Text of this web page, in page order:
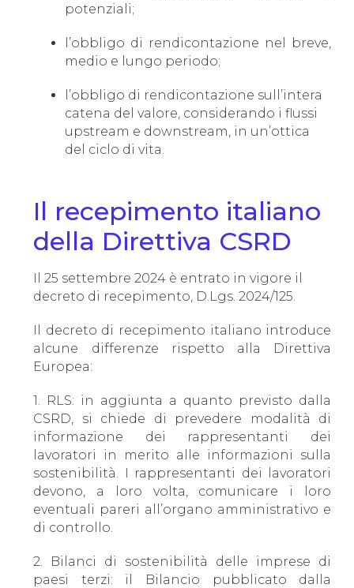
potenziali;
l’obbligo di rendicontazione nel breve,
medio e lungo periodo;
l’obbligo di rendicontazione sull’intera
catena del valore, considerando i flussi
upstream e downstream, in un’ottica
del ciclo di vita.
Il recepimento italiano
della Direttiva CSRD
Il 25 settembre 2024 è entrato in vigore il
decreto di recepimento, D.Lgs. 2024/125.
Il decreto di recepimento italiano introduce
alcune differenze rispetto alla Direttiva
Europea:
1. RLS: in aggiunta a quanto previsto dalla
CSRD, si chiede di prevedere modalità di
informazione dei rappresentanti dei
lavoratori in merito alle informazioni sulla
sostenibilità. I rappresentanti dei lavoratori
devono, a loro volta, comunicare i loro
eventuali pareri all’organo amministrativo e
di controllo.
2. Bilanci di sostenibilità delle imprese di
paesi terzi: il Bilancio pubblicato dalla